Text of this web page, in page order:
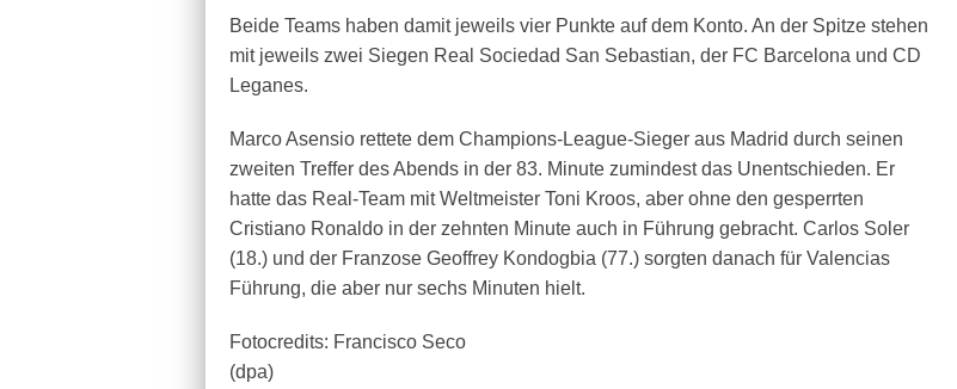
Beide Teams haben damit jeweils vier Punkte auf dem Konto. An der Spitze stehen
mit jeweils zwei Siegen Real Sociedad San Sebastian, der FC Barcelona und CD
Leganes.
Marco Asensio rettete dem Champions-League-Sieger aus Madrid durch seinen
zweiten Treffer des Abends in der 83. Minute zumindest das Unentschieden. Er
hatte das Real-Team mit Weltmeister Toni Kroos, aber ohne den gesperrten
Cristiano Ronaldo in der zehnten Minute auch in Führung gebracht. Carlos Soler
(18.) und der Franzose Geoffrey Kondogbia (77.) sorgten danach für Valencias
Führung, die aber nur sechs Minuten hielt.
Fotocredits: Francisco Seco
(dpa)